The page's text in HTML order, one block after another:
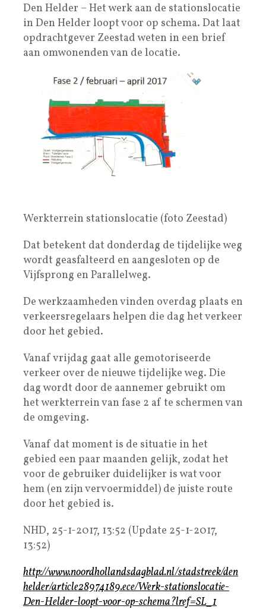
Den Helder – Het werk aan de stationslocatie
in Den Helder loopt voor op schema. Dat laat
opdrachtgever Zeestad weten in een brief
aan omwonenden van de locatie.
Werkterrein stationslocatie (foto Zeestad)
Dat betekent dat donderdag de tijdelijke weg
wordt geasfalteerd en aangesloten op de
Vijfsprong en Parallelweg.
De werkzaamheden vinden overdag plaats en
verkeersregelaars helpen die dag het verkeer
door het gebied.
Vanaf vrijdag gaat alle gemotoriseerde
verkeer over de nieuwe tijdelijke weg. Die
dag wordt door de aannemer gebruikt om
het werkterrein van fase 2 af te schermen van
de omgeving.
Vanaf dat moment is de situatie in het
gebied een paar maanden gelijk, zodat het
voor de gebruiker duidelijker is wat voor
hem (en zijn vervoermiddel) de juiste route
door het gebied is.
NHD, 25-1-2017, 13:52 (Update 25-1-2017,
13:52)
http://www.noordhollandsdagblad.nl/stadstreek/den
helder/article28974189.ece/Werk-stationslocatie-
Den-Helder-loopt-voor-op-schema?lref=SL_1